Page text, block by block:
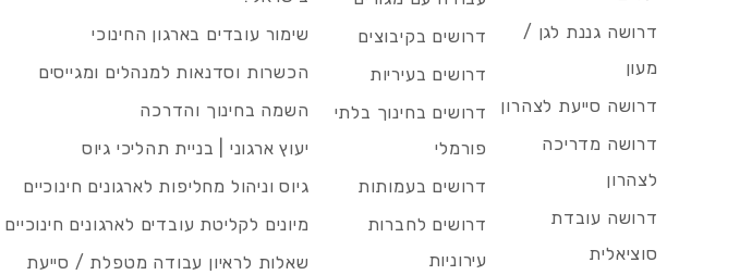
דרושה גננת לגן /
מעון
דרושה סייעת לצהרון
דרושה מדריכה
לצהרון
דרושה עובדת
סוציאלית
דרושים בקיבוצים
דרושים בעיריות
דרושים בחינוך בלתי
פורמלי
דרושים בעמותות
דרושים לחברות
עירוניות
שימור עובדים בארגון החינוכי
הכשרות וסדנאות למנהלים ומגייסים
השמה בחינוך והדרכה
יעוץ ארגוני | בניית תהליכי גיוס
גיוס וניהול מחליפות לארגונים חינוכיים
מיונים לקליטת עובדים לארגונים חינוכיים
שאלות לראיון עבודה מטפלת / סייעת